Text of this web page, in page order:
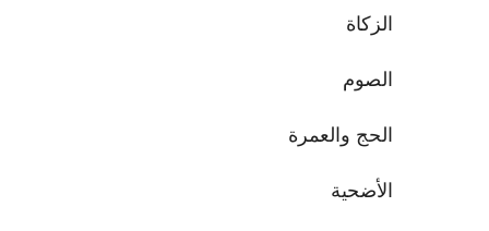
الزكاة
الصوم
الحج والعمرة
الأضحية